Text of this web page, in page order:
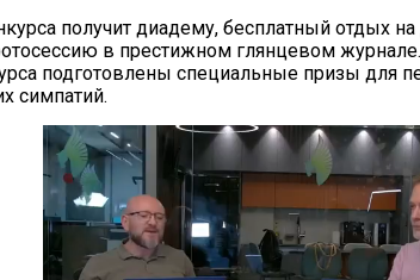
получит диадему, бесплатный отдых
в престижном глянцевом
подготовлены специальные призы для
симпатий.